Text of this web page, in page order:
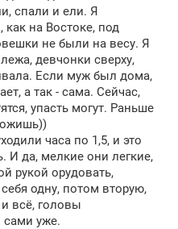
спали и ели. Я
на Востоке, под
не были на весу. Я
девчонки сверху,
Если муж был дома,
а так - сама. Сейчас,
упасть могут. Раньше
часа по 1,5, и это
И да, мелкие они легкие,
рукой орудовать,
одну, потом вторую,
всё, головы
сами уже.